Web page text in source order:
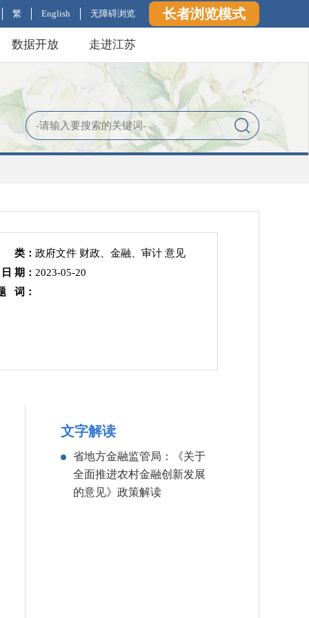
繁 English 无障碍浏览 长者浏览模式
数据开放 走进江苏
： 政府文件 财政、金融、审计 意见
期： 2023-05-20
词：
文字解读
省地方金融监管局：《关于
全面推进农村金融创新发展
的意见》政策解读